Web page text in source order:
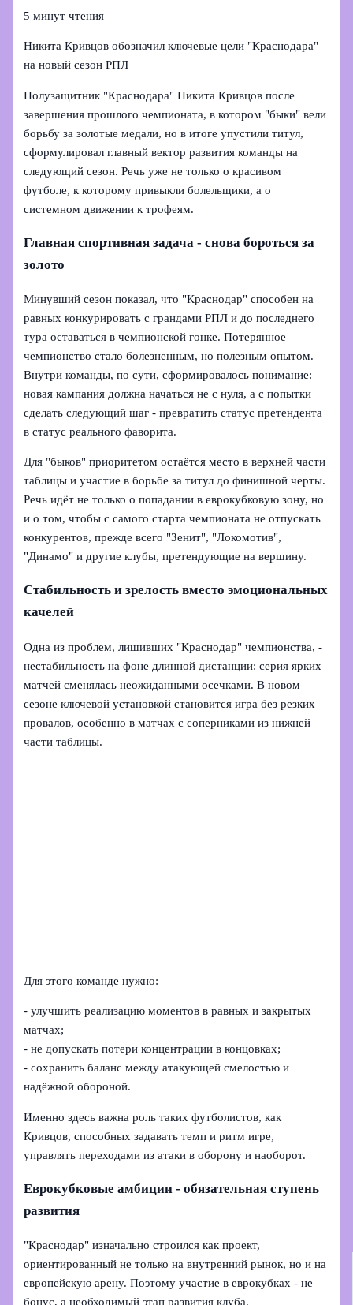
5 минут чтения
Никита Кривцов обозначил ключевые цели "Краснодара"
на новый сезон РПЛ
Полузащитник "Краснодара" Никита Кривцов после
завершения прошлого чемпионата, в котором "быки" вели
борьбу за золотые медали, но в итоге упустили титул,
сформулировал главный вектор развития команды на
следующий сезон. Речь уже не только о красивом
футболе, к которому привыкли болельщики, а о
системном движении к трофеям.
Главная спортивная задача - снова бороться за
золото
Минувший сезон показал, что "Краснодар" способен на
равных конкурировать с грандами РПЛ и до последнего
тура оставаться в чемпионской гонке. Потерянное
чемпионство стало болезненным, но полезным опытом.
Внутри команды, по сути, сформировалось понимание:
новая кампания должна начаться не с нуля, а с попытки
сделать следующий шаг - превратить статус претендента
в статус реального фаворита.
Для "быков" приоритетом остаётся место в верхней части
таблицы и участие в борьбе за титул до финишной черты.
Речь идёт не только о попадании в еврокубковую зону, но
и о том, чтобы с самого старта чемпионата не отпускать
конкурентов, прежде всего "Зенит", "Локомотив",
"Динамо" и другие клубы, претендующие на вершину.
Стабильность и зрелость вместо эмоциональных
качелей
Одна из проблем, лишивших "Краснодар" чемпионства, -
нестабильность на фоне длинной дистанции: серия ярких
матчей сменялась неожиданными осечками. В новом
сезоне ключевой установкой становится игра без резких
провалов, особенно в матчах с соперниками из нижней
части таблицы.
Для этого команде нужно:
- улучшить реализацию моментов в равных и закрытых
матчах;
- не допускать потери концентрации в концовках;
- сохранить баланс между атакующей смелостью и
надёжной обороной.
Именно здесь важна роль таких футболистов, как
Кривцов, способных задавать темп и ритм игре,
управлять переходами из атаки в оборону и наоборот.
Еврокубковые амбиции - обязательная ступень
развития
"Краснодар" изначально строился как проект,
ориентированный не только на внутренний рынок, но и на
европейскую арену. Поэтому участие в еврокубках - не
бонус, а необходимый этап развития клуба.